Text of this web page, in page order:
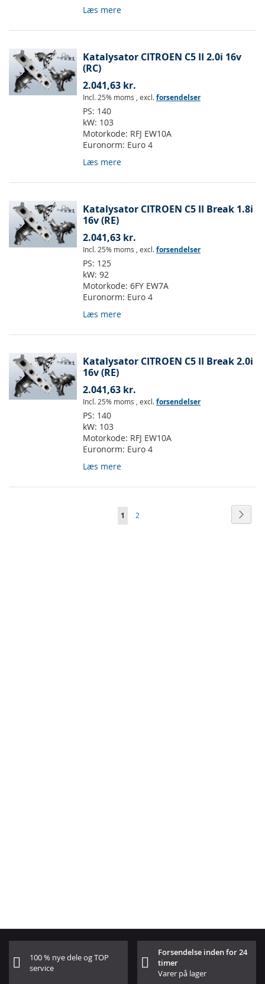
Læs mere
Katalysator CITROEN C5 II 2.0i 16v
(RC)
2.041,63 kr.
Incl. 25% moms , excl.forsendelser
PS: 140
kW: 103
Motorkode: RFJ EW10A
Euronorm: Euro 4
Læs mere
Katalysator CITROEN C5 II Break 1.8i
16v (RE)
2.041,63 kr.
Incl. 25% moms , excl.forsendelser
PS: 125
kW: 92
Motorkode: 6FY EW7A
Euronorm: Euro 4
Læs mere
Katalysator CITROEN C5 II Break 2.0i
16v (RE)
2.041,63 kr.
Incl. 25% moms , excl.forsendelser
PS: 140
kW: 103
Motorkode: RFJ EW10A
Euronorm: Euro 4
Læs mere
Side
Du
1 Side
2
100 % nye dele og TOP
service
Forsendelse inden for 24
timer
Varer på lager